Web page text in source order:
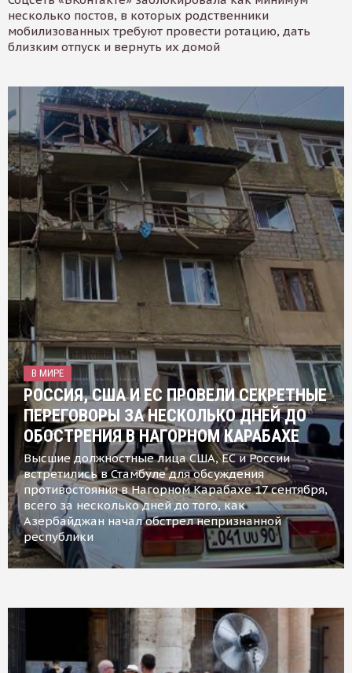
несколько постов, в которых родственники
мобилизованных требуют провести ротацию, дать
близким отпуск и вернуть их домой
В МИРЕ
РОССИЯ, США И ЕС ПРОВЕЛИ СЕКРЕТНЫЕ
ПЕРЕГОВОРЫ ЗА НЕСКОЛЬКО ДНЕЙ ДО
ОБОСТРЕНИЯ В НАГОРНОМ КАРАБАХЕ
Высшие должностные лица США, ЕС и России
встретились в Стамбуле для обсуждения
противостояния в Нагорном Карабахе 17 сентября,
всего за несколько дней до того, как
Азербайджан начал обстрел непризнанной
республики